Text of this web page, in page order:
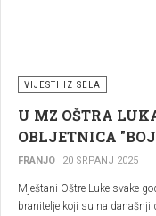
VIJESTI IZ SELA
U MZ OŠTRA
OBLJETNICA
FRANJO 20 SRPANJ 2025
Mještani Oštre Luke svake
branitelje koji su na